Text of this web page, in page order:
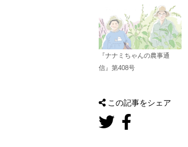
『ナナミちゃんの農事通
信』第408号
この記事をシェア